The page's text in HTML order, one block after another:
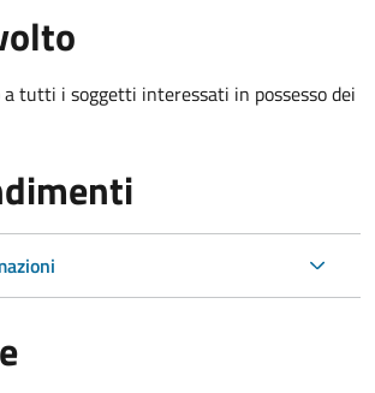
tutti i soggetti interessati in possesso dei